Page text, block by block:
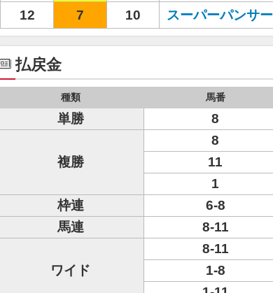
12
7 10 スーパーパンサー
払戻金
種類 馬番
単勝 8
複勝
8
11
1
枠連
6-8
馬連
8-11
ワイド
8-11
1-8